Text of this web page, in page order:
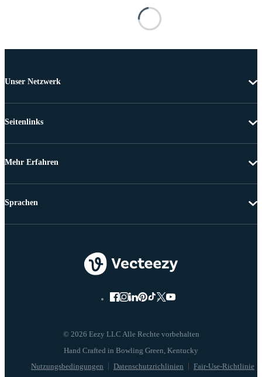
Unser Netzwerk
Seitenlinks
Mehr Erfahren
© 2026 Eezy LLC Alle Rechte vorbehalten
Nutzungsbedingungen Datenschutzrichlinien Fair-Use-Richtlinie
Sprachen